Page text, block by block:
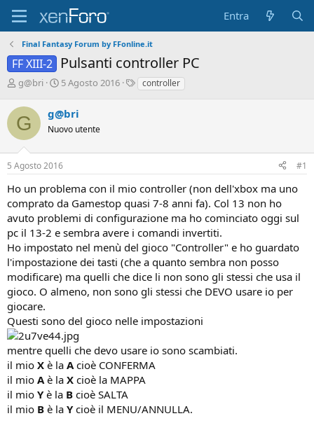
Entra
Final Fantasy Forum by FFonline.it
FF XIII-2 Pulsanti controller PC
A
t
o
r
D
i
c
u
s
s
i
o
e
g@bri
D
a
d
i
n
z
i
o
5 Agosto 2016
Tcontroller
G g@bri
Nuovo utente
5 Agosto 2016 #1
Ho un problema con il mio controller (non dell'xbox ma uno
comprato da Gamestop quasi 7-8 anni fa). Col 13 non ho
avuto problemi di configurazione ma ho cominciato oggi sul
pc il 13-2 e sembra avere i comandi invertiti.
Ho impostato nel menù del gioco "Controller" e ho guardato
l'impostazione dei tasti (che a quanto sembra non posso
modificare) ma quelli che dice li non sono gli stessi che usa il
gioco. O almeno, non sono gli stessi che DEVO usare io per
giocare.
Questi sono del gioco nelle impostazioni
mentre quelli che devo usare io sono scambiati.
il mio X è la A cioè CONFERMA
il mio A è la X cioè la MAPPA
il mio Yè la B cioè SALTA
il mio B è la Ycioè il MENU/ANNULLA.